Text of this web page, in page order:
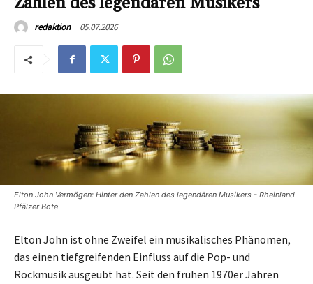
redaktion 05.07.2026
Elton John Vermögen: Hinter den Zahlen des legendären Musikers - Rheinland-
Pfälzer Bote
Elton John ist ohne Zweifel ein musikalisches Phänomen,
das einen tiefgreifenden Einfluss auf die Pop- und
Rockmusik ausgeübt hat. Seit den frühen 1970er Jahren